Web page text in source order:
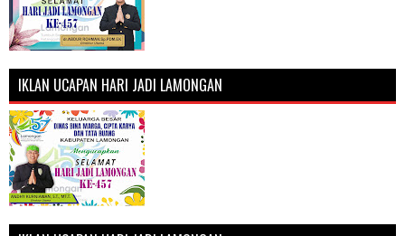
IKLAN UCAPAN HARI JADI LAMONGAN